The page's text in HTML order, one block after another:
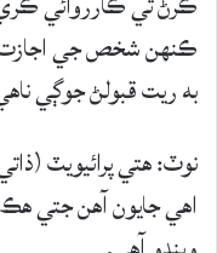
ڪنهن شخص جي اجازت
به ريت قبولڻ جوڳي
نوٽ: هتي پرائيويٽ
اهي جايون آهن جتي هڪ